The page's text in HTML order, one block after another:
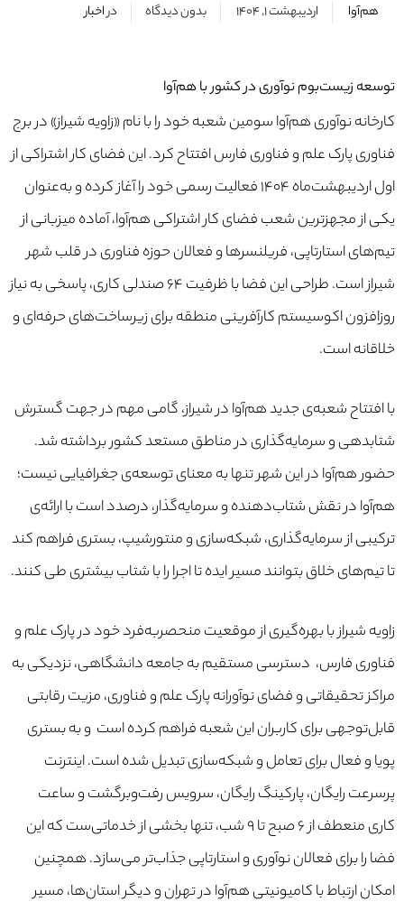
هم‌آوا اردیبهشت ۱, ۱۴۰۴ بدون دیدگاه دراخبار
توسعه زیست‌بوم نوآوری در کشور با هم‌آوا
کارخانه نوآوری هم‌آوا سومین شعبه خود را با نام «زاویه شیراز» در برج
فناوری پارک علم و فناوری فارس افتتاح کرد. این فضای کار اشتراکی از
اول اردیبهشت‌ماه ۱۴۰۴ فعالیت رسمی خود را آغاز کرده و به‌عنوان
یکی از مجهزترین شعب فضای کار اشتراکی هم‌آوا، آماده میزبانی از
تیم‌های استارتاپی، فریلنسرها و فعالان حوزه فناوری در قلب شهر
شیراز است. طراحی این فضا با ظرفیت ۶۴ صندلی کاری، پاسخی به نیاز
روزافزون اکوسیستم کارآفرینی منطقه برای زیرساخت‌های حرفه‌ای و
خلاقانه است.
با افتتاح شعبه‌ی جدید هم‌آوا در شیراز، گامی مهم در جهت گسترش
شتابدهی و سرمایه‌گذاری در مناطق مستعد کشور برداشته شد.
حضور هم‌آوا در این شهر تنها به معنای توسعه‌ی جغرافیایی نیست؛
هم‌آوا در نقش شتاب‌دهنده و سرمایه‌گذار، درصدد است با ارائه‌ی
ترکیبی از سرمایه‌‌گذاری، شبکه‌‌سازی و منتورشیپ، بستری فراهم کند
تا تیم‌های خلاق بتوانند مسیر ایده تا اجرا را با شتاب بیشتری طی کنند.
زاویه شیراز با بهره‌گیری از موقعیت منحصربه‌فرد خود در پارک علم و
فناوری فارس، دسترسی مستقیم به جامعه دانشگاهی، نزدیکی به
مراکز تحقیقاتی و فضای نوآورانه پارک علم و فناوری، مزیت رقابتی
قابل‌توجهی برای کاربران این شعبه فراهم کرده است و به بستری
پویا و فعال برای تعامل و شبکه‌سازی تبدیل شده است. اینترنت
پرسرعت رایگان، پارکینگ رایگان، سرویس رفت‌و‌برگشت و ساعت
کاری منعطف از ۶ صبح تا ۹ شب، تنها بخشی از خدماتی‌ست که این
فضا را برای فعالان نوآوری و استارتاپی جذاب‌تر می‌سازد. همچنین
امکان ارتباط با کامیونیتی هم‌آوا در تهران و دیگر استان‌ها، مسیر